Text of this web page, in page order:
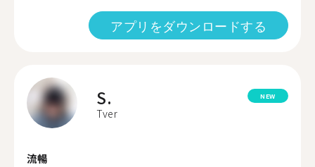
アプリをダウンロードする
S.
Tver
NEW
流暢